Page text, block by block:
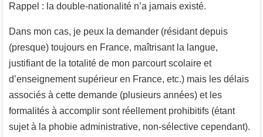
Rappel : la double-nationalité n’a jamais existé.
Dans mon cas, je peux la demander (résidant depuis
(presque) toujours en France, maîtrisant la langue,
justifiant de la totalité de mon parcourt scolaire et
d’enseignement supérieur en France, etc.) mais les délais
associés à cette demande (plusieurs années) et les
formalités à accomplir sont réellement prohibitifs (étant
sujet à la phobie administrative, non-sélective cependant).